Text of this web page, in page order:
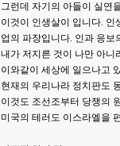
그런데 자기의 아들이 실연
이것이 인생살이 입니다. 인
업의 파장입니다. 인과 응보
내가 저지른 것이 나만 아니
이와같이 세상에 일으나고
현재의 우리나라 정치판도
이것도 조선조부터 당쟁의
미국의 테러도 이스라엘을